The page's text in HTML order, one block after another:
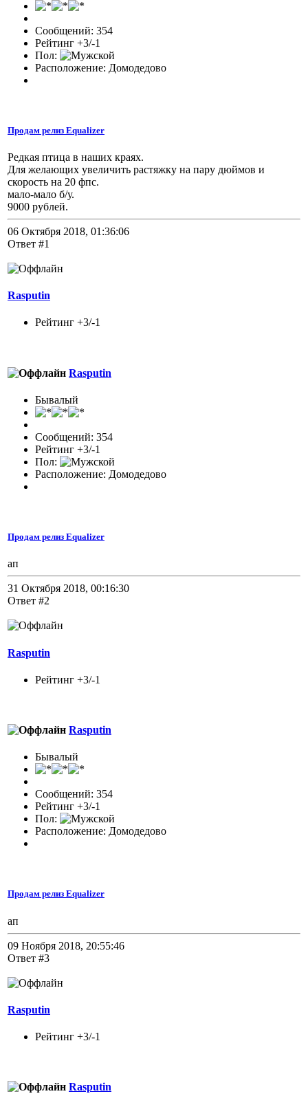
Сообщений: 354
Рейтинг +3/-1
Пол:
Расположение: Домодедово
Продам релиз Equalizer
Редкая птица в наших краях.
Для желающих увеличить растяжку на пару дюймов и
скорость на 20 фпс.
мало-мало б/у.
9000 рублей.
06 Октября 2018, 01:36:06
Ответ #1
Rasputin
Рейтинг +3/-1
Rasputin
Бывалый
Сообщений: 354
Рейтинг +3/-1
Пол:
Расположение: Домодедово
Продам релиз Equalizer
ап
31 Октября 2018, 00:16:30
Ответ #2
Rasputin
Рейтинг +3/-1
Rasputin
Бывалый
Сообщений: 354
Рейтинг +3/-1
Пол:
Расположение: Домодедово
Продам релиз Equalizer
ап
09 Ноября 2018, 20:55:46
Ответ #3
Rasputin
Рейтинг +3/-1
Rasputin